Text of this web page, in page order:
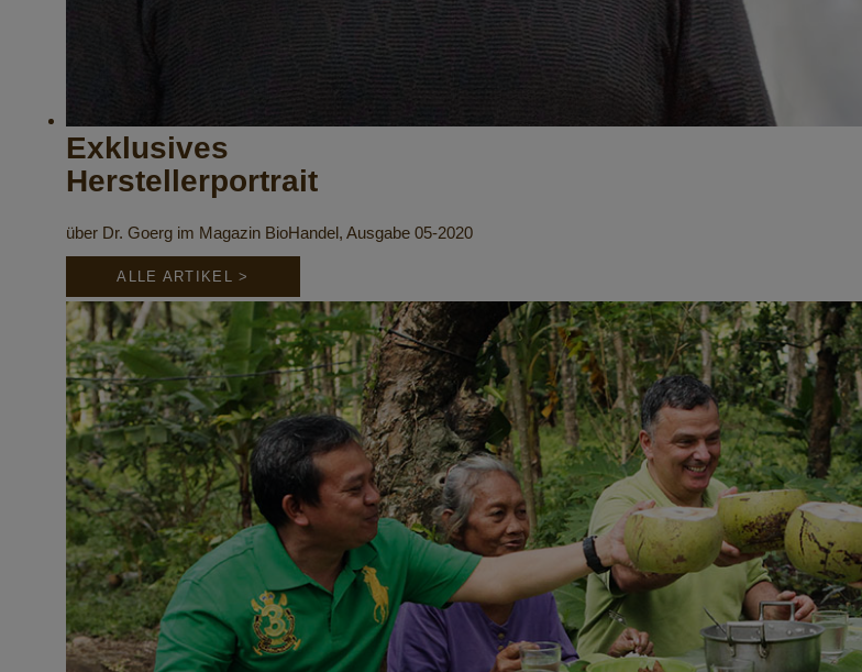
Exklusives
Herstellerportrait
über Dr. Goerg im Magazin BioHandel, Ausgabe 05-2020
ALLE ARTIKEL >